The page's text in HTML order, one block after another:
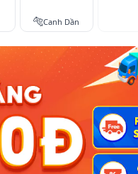
🐅Canh Dần